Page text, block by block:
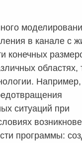
в канале с
конечных
областях,
Например,
ситуаций при
программы: